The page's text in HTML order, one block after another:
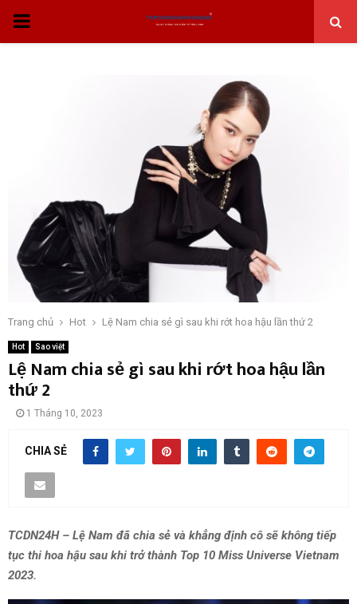
THỰC
Trang chủ Hot Lệ Nam chia sẻ gì sau khi rớt hoa hậu lần thứ 2
Hot Sao việt
Lệ Nam chia sẻ gì sau khi rớt hoa hậu lần
thứ 2
1 Tháng 10, 2023
CHIA SẺ
TCDN24H – Lệ Nam đã chia sẻ và khẳng định cô sẽ không tiếp
tục thi hoa hậu sau khi trở thành Top 10 Miss Universe Vietnam
2023.